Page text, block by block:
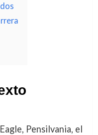
Pensilvania, el